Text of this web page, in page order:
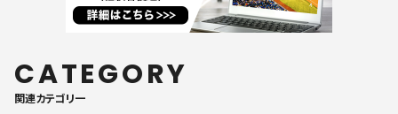
CATEGORY
関連カテゴリ一